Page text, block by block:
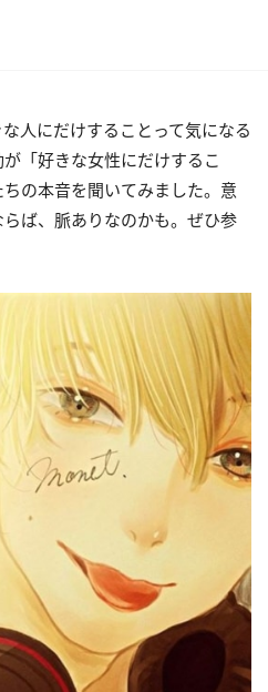
人にだけすることって気になる
「好きな女性にだけするこ
の本音を聞いてみました。意
ば、脈ありなのかも。ぜひ参